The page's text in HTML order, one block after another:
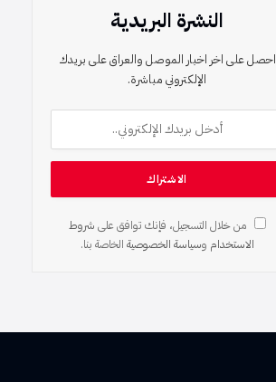
النشرة البريدية
احصل على اخر اخبار الموصل والعراق على بريدك
الإلكتروني مباشرة.
من خلال التسجيل، فإنك توافق على شروط
الاستخدام وسياسة الخصوصية الخاصة بنا.